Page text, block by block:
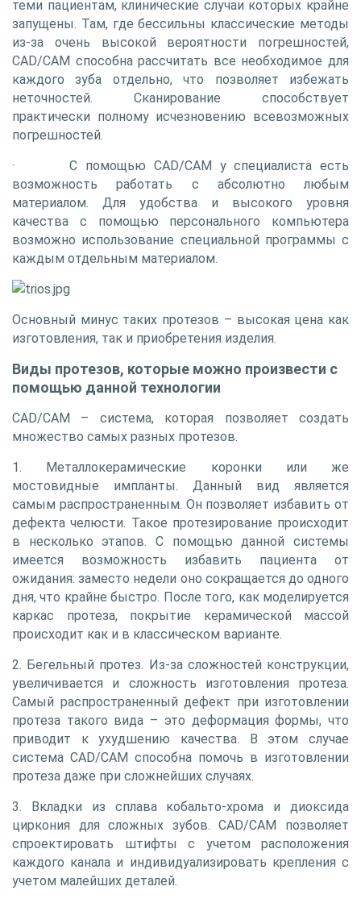
теми пациентам, клинические случаи которых крайне
запущены. Там, где бессильны классические методы
из-за очень высокой вероятности погрешностей,
CAD/CAM способна рассчитать все необходимое для
каждого зуба отдельно, что позволяет избежать
неточностей. Сканирование способствует
практически полному исчезновению всевозможных
погрешностей.
· С помощью CAD/CAM у специалиста есть
возможность работать с абсолютно любым
материалом. Для удобства и высокого уровня
качества с помощью персонального компьютера
возможно использование специальной программы с
каждым отдельным материалом.
Основный минус таких протезов – высокая цена как
изготовления, так и приобретения изделия.
Виды протезов, которые можно произвести с
помощью данной технологии
CAD/CAM – система, которая позволяет создать
множество самых разных протезов.
1. Металлокерамические коронки или же
мостовидные импланты. Данный вид является
самым распространенным. Он позволяет избавить от
дефекта челюсти. Такое протезирование происходит
в несколько этапов. С помощью данной системы
имеется возможность избавить пациента от
ожидания: заместо недели оно сокращается до одного
дня, что крайне быстро. После того, как моделируется
каркас протеза, покрытие керамической массой
происходит как и в классическом варианте.
2. Бегельный протез. Из-за сложностей конструкции,
увеличивается и сложность изготовления протеза.
Самый распространенный дефект при изготовлении
протеза такого вида – это деформация формы, что
приводит к ухудшению качества. В этом случае
система CAD/CAM способна помочь в изготовлении
протеза даже при сложнейших случаях.
3. Вкладки из сплава кобальто-хрома и диоксида
циркония для сложных зубов. CAD/CAM позволяет
спроектировать штифты с учетом расположения
каждого канала и индивидуализировать крепления с
учетом малейших деталей.